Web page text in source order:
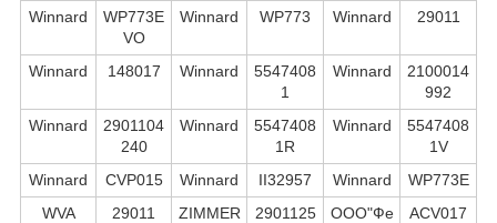
Winnard
WP773E
VO
Winnard WP773 Winnard 29011
Winnard 148017 Winnard
5547408
1
Winnard
2100014
992
Winnard
2901104
240
Winnard
5547408
1R
Winnard
5547408
1V
Winnard
CVP015 Winnard II32957 Winnard
WP773E
WVA
29011
ZIMMER
2901125
ООО"Фе
ACV017